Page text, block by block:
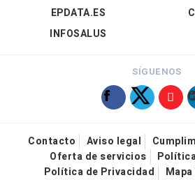
EPDATA.ES
INFOSALUS
SÍGUENOS
Contacto Aviso legal
Oferta de servicios
Política de Privacidad
Mapa